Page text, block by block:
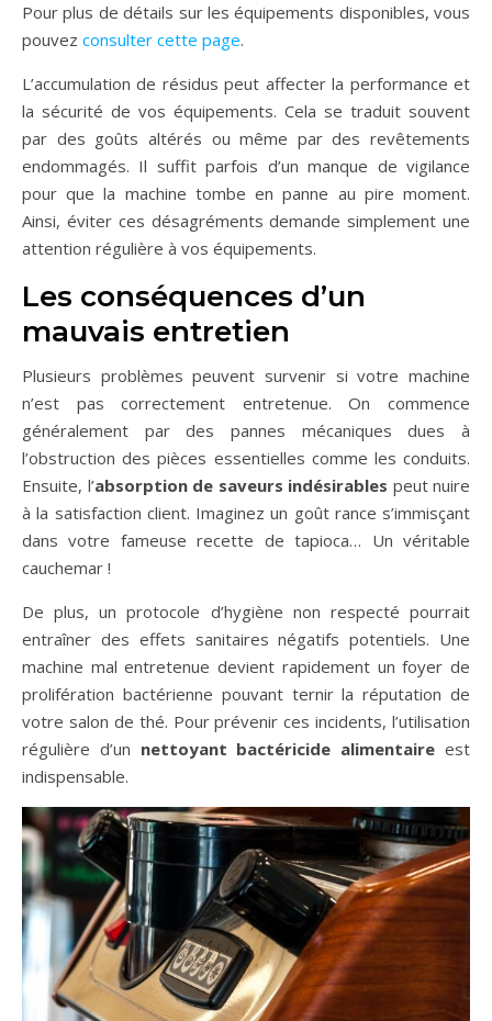
Pour plus de détails sur les équipements disponibles, vous
pouvez consulter cette page.
L’accumulation de résidus peut affecter la performance et
la sécurité de vos équipements. Cela se traduit souvent
par des goûts altérés ou même par des revêtements
endommagés. Il suffit parfois d’un manque de vigilance
pour que la machine tombe en panne au pire moment.
Ainsi, éviter ces désagréments demande simplement une
attention régulière à vos équipements.
Les conséquences d’un
mauvais entretien
Plusieurs problèmes peuvent survenir si votre machine
n’est pas correctement entretenue. On commence
généralement par des pannes mécaniques dues à
l’obstruction des pièces essentielles comme les conduits.
Ensuite, l’absorption de saveurs indésirables peut nuire
à la satisfaction client. Imaginez un goût rance s’immisçant
dans votre fameuse recette de tapioca… Un véritable
cauchemar !
De plus, un protocole d’hygiène non respecté pourrait
entraîner des effets sanitaires négatifs potentiels. Une
machine mal entretenue devient rapidement un foyer de
prolifération bactérienne pouvant ternir la réputation de
votre salon de thé. Pour prévenir ces incidents, l’utilisation
régulière d’un nettoyant bactéricide alimentaire est
indispensable.